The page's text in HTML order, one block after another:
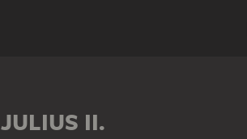
JULIUS II.